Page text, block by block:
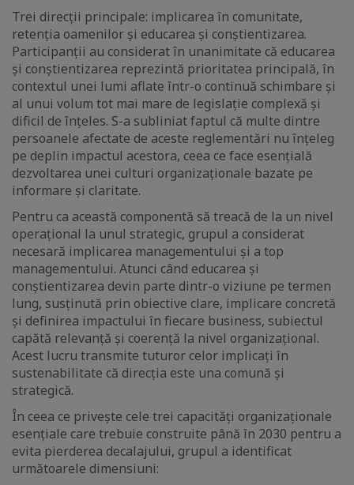
Trei direcții principale: implicarea în comunitate,
retenția oamenilor și educarea și conștientizarea.
Participanții au considerat în unanimitate că educarea
și conștientizarea reprezintă prioritatea principală, în
contextul unei lumi aflate într-o continuă schimbare și
al unui volum tot mai mare de legislație complexă și
dificil de înțeles. S-a subliniat faptul că multe dintre
persoanele afectate de aceste reglementări nu înțeleg
pe deplin impactul acestora, ceea ce face esențială
dezvoltarea unei culturi organizaționale bazate pe
informare și claritate.
Pentru ca această componentă să treacă de la un nivel
operațional la unul strategic, grupul a considerat
necesară implicarea managementului și a top
managementului. Atunci când educarea și
conștientizarea devin parte dintr-o viziune pe termen
lung, susținută prin obiective clare, implicare concretă
și definirea impactului în fiecare business, subiectul
capătă relevanță și coerență la nivel organizațional.
Acest lucru transmite tuturor celor implicați în
sustenabilitate că direcția este una comună și
strategică.
În ceea ce privește cele trei capacități organizaționale
esențiale care trebuie construite până în 2030 pentru a
evita pierderea decalajului, grupul a identificat
următoarele dimensiuni: